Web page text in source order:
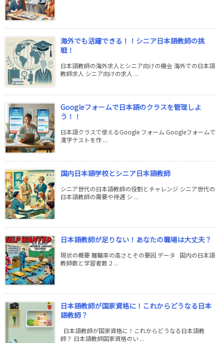
海外でも活躍できる！！シニア日本語教師の挑
戦！
日本語教師の海外求人とシニア向けの機会 海外での日本語
教師求人 シニア向けの求人 ...
Googleフォームで日本語のクラスを管理しよ
う！！
日本語クラスで使えるGoogle フォーム Googleフォームで
漢字テストを作 ...
国内日本語学校とシニア日本語教師
シニア世代の日本語教師の役割とチャレンジ シニア世代の
日本語教師の需要や待遇 シ ...
日本語教師が足りない！あなたの職場は大丈夫？
現状の概要 離職率の高さとその要因 データ 国内の日本語
教師数と学習者数 2 ...
日本語教師が国家資格に！これからどうなる日本
語教師？
日本語教師が国家資格に！これからどうなる日本語教
師？ 日本語教師国家資格のい ...